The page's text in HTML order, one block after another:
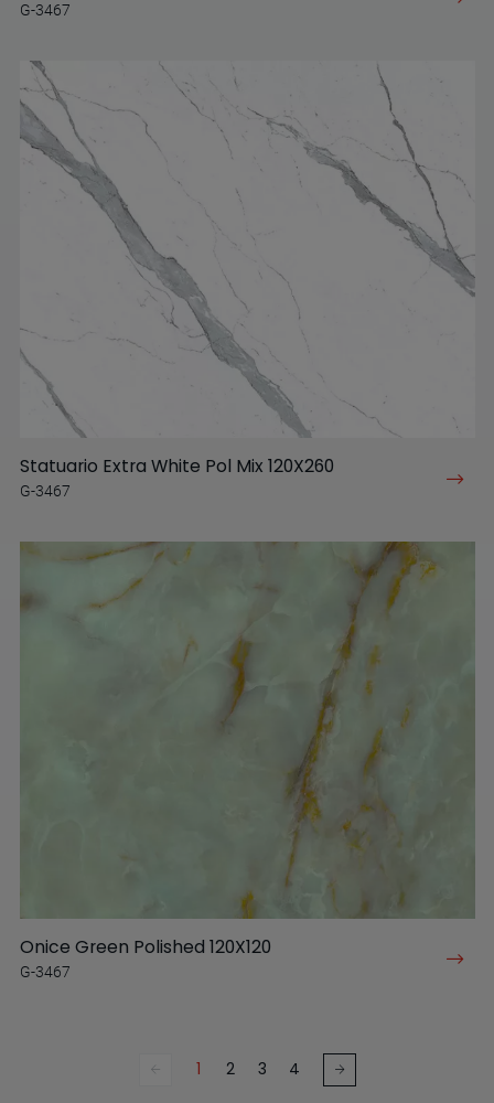
G-3467
Statuario Extra White Pol Mix 120X260
G-3467
Onice Green Polished 120X120
G-3467
1 2 3 4